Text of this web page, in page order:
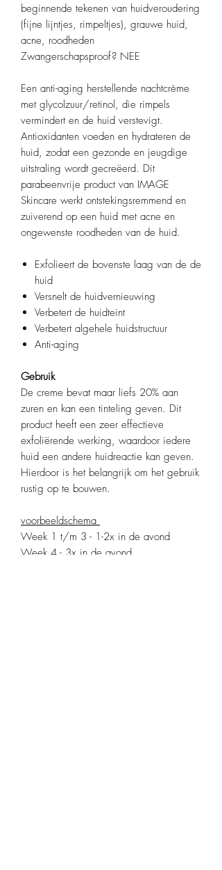
beginnende tekenen van huidveroudering
(fijne lijntjes, rimpeltjes), grauwe huid,
acne, roodheden
Zwangerschapsproof? NEE
Een anti-aging herstellende nachtcrème
met glycolzuur/retinol, die rimpels
vermindert en de huid verstevigt.
Antioxidanten voeden en hydrateren de
huid, zodat een gezonde en jeugdige
uitstraling wordt gecreëerd. Dit
parabeenvrije product van IMAGE
Skincare werkt ontstekingsremmend en
zuiverend op een huid met acne en
ongewenste roodheden van de huid.
Exfolieert de bovenste laag van de de
huid
Versnelt de huidvernieuwing
Verbetert de huidteint
Verbetert algehele huidstructuur
Anti-aging
Gebruik
De creme bevat maar liefs 20% aan
zuren en kan een tinteling geven. Dit
product heeft een zeer effectieve
exfoliërende werking, waardoor iedere
huid een andere huidreactie kan geven.
Hierdoor is het belangrijk om het gebruik
rustig op te bouwen.
voorbeeldschema
Week 1 t/m 3 - 1-2x in de avond
Week 4 - 3x in de avond